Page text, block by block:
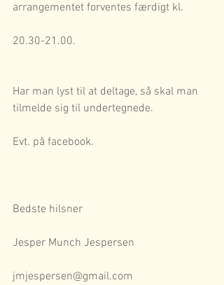
arrangementet forventes færdigt kl.
20.30-21.00.
Har man lyst til at deltage, så skal man
tilmelde sig til undertegnede.
Evt. på facebook.
Bedste hilsner
Jesper Munch Jespersen
jmjespersen@gmail.com